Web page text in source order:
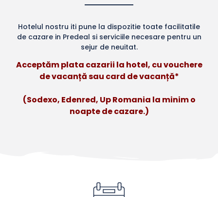
Hotelul nostru iti pune la dispozitie toate facilitatile
de cazare in Predeal si serviciile necesare pentru un
sejur de neuitat.
Acceptăm plata cazarii la hotel, cu vouchere
de vacanță sau card de vacanță*
(Sodexo, Edenred, Up Romania la minim o
noapte de cazare.)